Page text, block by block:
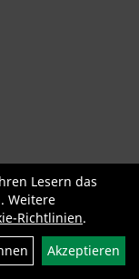
Orbea
Yeti
Bekleidung
Lesern das
Weitere
Richtlinien.
Akzeptieren